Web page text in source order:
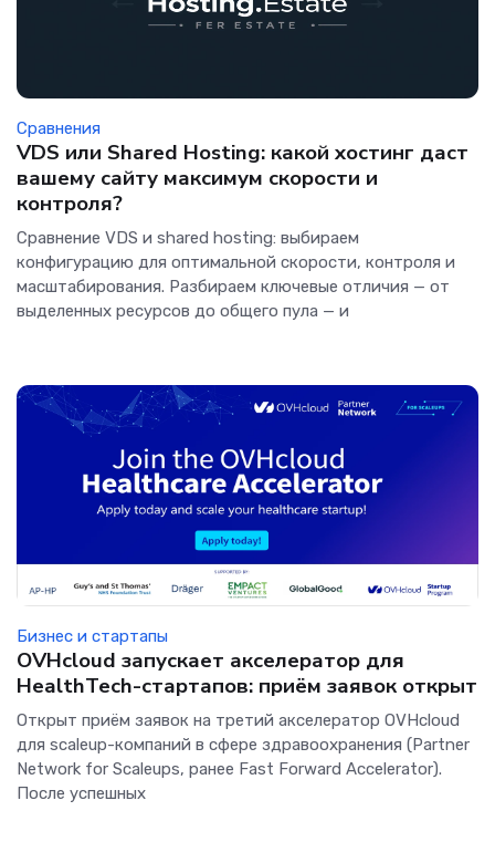
Сравнения
VDS или Shared Hosting: какой хостинг даст
вашему сайту максимум скорости и
контроля?
Сравнение VDS и shared hosting: выбираем
конфигурацию для оптимальной скорости, контроля и
масштабирования. Разбираем ключевые отличия — от
выделенных ресурсов до общего пула — и
Бизнес и стартапы
OVHcloud запускает акселератор для
HealthTech-стартапов: приём заявок открыт
Открыт приём заявок на третий акселератор OVHcloud
для scaleup-компаний в сфере здравоохранения (Partner
Network for Scaleups, ранее Fast Forward Accelerator).
После успешных